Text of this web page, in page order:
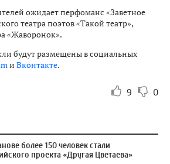
ожидает перфоманс «Заветное
театра поэтов «Такой театр»,
«Жаворонок».
будут размещены в социальных
и Вконтакте.
9 0
более 150 человек стали
проекта «Другая Цветаева»